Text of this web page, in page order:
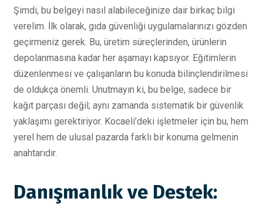
Şimdi, bu belgeyi nasıl alabileceğinize dair birkaç bilgi
verelim. İlk olarak, gıda güvenliği uygulamalarınızı gözden
geçirmeniz gerek. Bu, üretim süreçlerinden, ürünlerin
depolanmasına kadar her aşamayı kapsıyor. Eğitimlerin
düzenlenmesi ve çalışanların bu konuda bilinçlendirilmesi
de oldukça önemli. Unutmayın ki, bu belge, sadece bir
kağıt parçası değil; aynı zamanda sistematik bir güvenlik
yaklaşımı gerektiriyor. Kocaeli’deki işletmeler için bu, hem
yerel hem de ulusal pazarda farklı bir konuma gelmenin
anahtarıdır.
Danışmanlık ve Destek: